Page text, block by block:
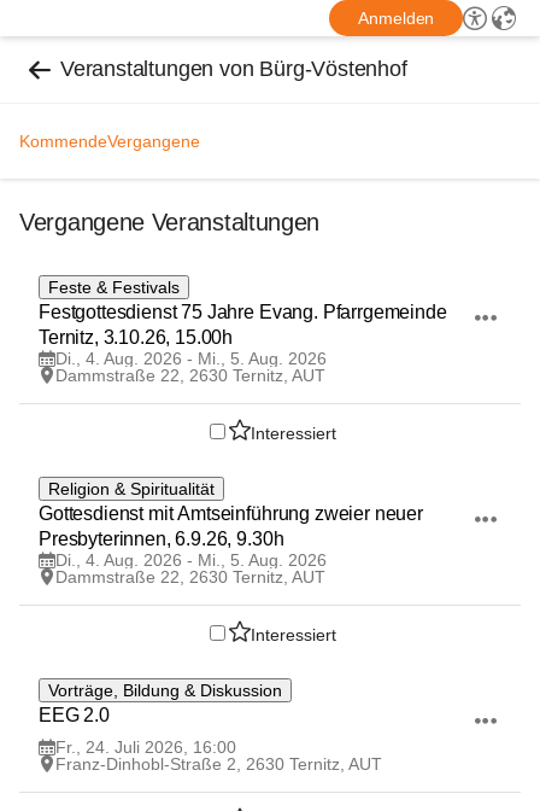
Anmelden
Veranstaltungen von Bürg-Vöstenhof
KommendeVergangene
Vergangene Veranstaltungen
4
AUG
Feste & Festivals
Festgottesdienst 75 Jahre Evang. Pfarrgemeinde
Ternitz, 3.10.26, 15.00h
Di., 4. Aug. 2026 - Mi., 5. Aug. 2026
Dammstraße 22, 2630 Ternitz, AUT
Interessiert
4
AUG
Religion & Spiritualität
Gottesdienst mit Amtseinführung zweier neuer
Presbyterinnen, 6.9.26, 9.30h
Di., 4. Aug. 2026 - Mi., 5. Aug. 2026
Dammstraße 22, 2630 Ternitz, AUT
Interessiert
24
JUL
Vorträge, Bildung & Diskussion
EEG 2.0
Fr., 24. Juli 2026, 16:00
Franz-Dinhobl-Straße 2, 2630 Ternitz, AUT